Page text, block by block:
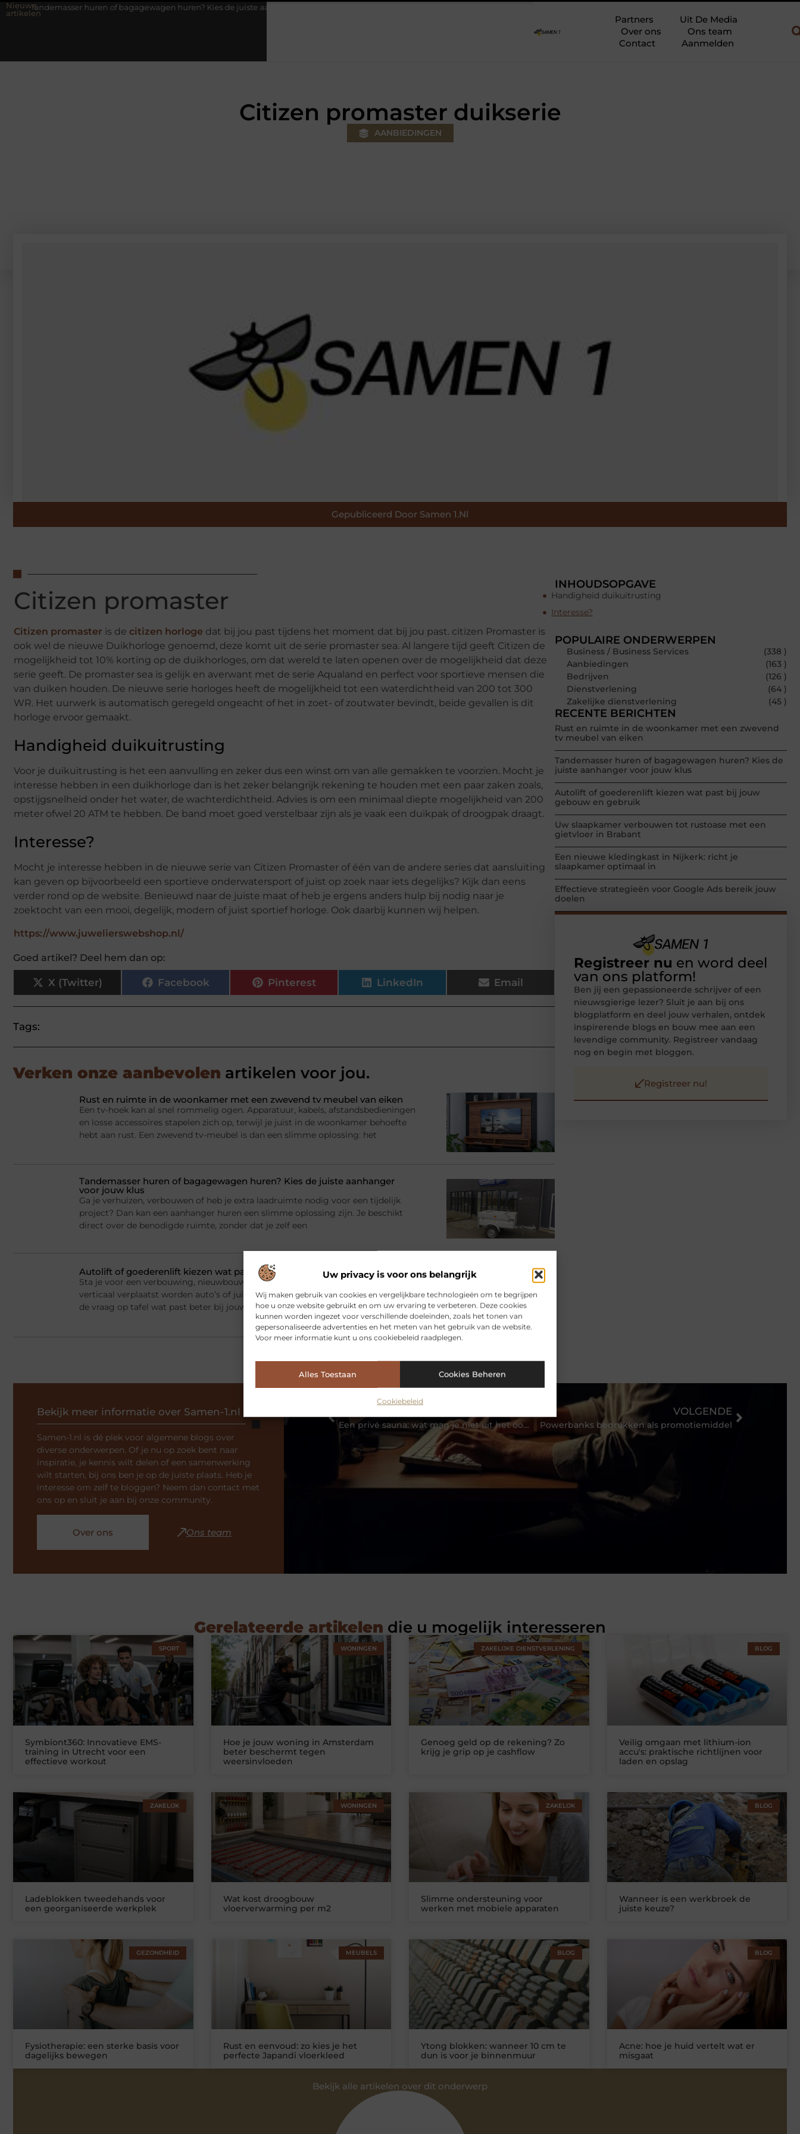
Uw privacy is voor ons belangrijk
Wij maken gebruik van cookies en vergelijkbare technologieën om te begrijpen
hoe u onze website gebruikt en om uw ervaring te verbeteren. Deze cookies
kunnen worden ingezet voor verschillende doeleinden, zoals het tonen van
gepersonaliseerde advertenties en het meten van het gebruik van de website.
Voor meer informatie kunt u ons cookiebeleid raadplegen.
Alles Toestaan Cookies Beheren
Cookiebeleid
Nieuwe
artikelen
huren of bagagewagen huren? Kies de juiste aanhanger voor jouw klus
Partners
Uit De Media
Over ons
Ons team
Contact
Aanmelden
Citizen promaster duikserie
AANBIEDINGEN
Gepubliceerd Door Samen 1.nl
Citizen promaster
Citizen promaster is de citizen horloge dat bij jou past tijdens het moment dat bij jou past. citizen Promaster is
ook wel de nieuwe Duikhorloge genoemd, deze komt uit de serie promaster sea. Al langere tijd geeft Citizen de
mogelijkheid tot 10% korting op de duikhorloges, om dat wereld te laten openen over de mogelijkheid dat deze
serie geeft. De promaster sea is gelijk en averwant met de serie Aqualand en perfect voor sportieve mensen die
van duiken houden. De nieuwe serie horloges heeft de mogelijkheid tot een waterdichtheid van 200 tot 300
WR. Het uurwerk is automatisch geregeld ongeacht of het in zoet- of zoutwater bevindt, beide gevallen is dit
horloge ervoor gemaakt.
Handigheid duikuitrusting
Voor je duikuitrusting is het een aanvulling en zeker dus een winst om van alle gemakken te voorzien. Mocht je
interesse hebben in een duikhorloge dan is het zeker belangrijk rekening te houden met een paar zaken zoals,
opstijgsnelheid onder het water, de wachterdichtheid. Advies is om een minimaal diepte mogelijkheid van 200
meter ofwel 20 ATM te hebben. De band moet goed verstelbaar zijn als je vaak een duikpak of droogpak draagt.
Interesse?
Mocht je interesse hebben in de nieuwe serie van Citizen Promaster of één van de andere series dat aansluiting
kan geven op bijvoorbeeld een sportieve onderwatersport of juist op zoek naar iets degelijks? Kijk dan eens
verder rond op de website. Benieuwd naar de juiste maat of heb je ergens anders hulp bij nodig naar je
zoektocht van een mooi, degelijk, modern of juist sportief horloge. Ook daarbij kunnen wij helpen.
https://www.juwelierswebshop.nl/
Goed artikel? Deel hem dan op:
X (Twitter) Facebook Pinterest LinkedIn Email
Tags:
Verken onze aanbevolen artikelen voor jou.
Rust en ruimte in de woonkamer met een zwevend tv meubel van eiken
Een tv-hoek kan al snel rommelig ogen. Apparatuur, kabels, afstandsbedieningen
en losse accessoires stapelen zich op, terwijl je juist in de woonkamer behoefte
hebt aan rust. Een zwevend tv-meubel is dan een slimme oplossing: het
Tandemasser huren of bagagewagen huren? Kies de juiste aanhanger
voor jouw klus
Ga je verhuizen, verbouwen of heb je extra laadruimte nodig voor een tijdelijk
project? Dan kan een aanhanger huren een slimme oplossing zijn. Je beschikt
direct over de benodigde ruimte, zonder dat je zelf een
Autolift of goederenlift kiezen wat past bij jouw gebouw en gebruik
Sta je voor een verbouwing, nieuwbouw of herinrichting en moet er iets
verticaal verplaatst worden auto’s of juist vracht en materialen Dan komt al snel
de vraag op tafel wat past beter bij jouw situatie
INHOUDSOPGAVE
Handigheid duikuitrusting
Interesse?
POPULAIRE ONDERWERPEN
Business / Business Services
(338 )
Aanbiedingen
(163 )
Bedrijven
(126 )
Dienstverlening
(64 )
Zakelijke dienstverlening
(45 )
RECENTE BERICHTEN
Rust en ruimte in de woonkamer met een zwevend
tv meubel van eiken
Tandemasser huren of bagagewagen huren? Kies de
juiste aanhanger voor jouw klus
Autolift of goederenlift kiezen wat past bij jouw
gebouw en gebruik
Uw slaapkamer verbouwen tot rustoase met een
gietvloer in Brabant
Een nieuwe kledingkast in Nijkerk: richt je
slaapkamer optimaal in
Effectieve strategieën voor Google Ads bereik jouw
doelen
Registreer nu en word deel
van ons platform!
Ben jij een gepassioneerde schrijver of een
nieuwsgierige lezer? Sluit je aan bij ons
blogplatform en deel jouw verhalen, ontdek
inspirerende blogs en bouw mee aan een
levendige community. Registreer vandaag
nog en begin met bloggen.
Registreer nu!
Bekijk meer informatie over Samen-1.nl
Samen-1.nl is dé plek voor algemene blogs over
diverse onderwerpen. Of je nu op zoek bent naar
inspiratie, je kennis wilt delen of een samenwerking
wilt starten, bij ons ben je op de juiste plaats. Heb je
interesse om zelf te bloggen? Neem dan contact met
ons op en sluit je aan bij onze community.
Over ons Ons team
Een privé sauna: wat mag je niet uit het oog verliezen
VOLGENDE
Powerbanks bedrukken als promotiemiddel
Gerelateerde artikelen die u mogelijk interesseren
SPORT
Symbiont360: Innovatieve EMS-
training in Utrecht voor een
effectieve workout
WONINGEN
Hoe je jouw woning in Amsterdam
beter beschermt tegen
weersinvloeden
ZAKELIJKE DIENSTVERLENING
Genoeg geld op de rekening? Zo
krijg je grip op je cashflow
BLOG
Veilig omgaan met lithium-ion
accu's: praktische richtlijnen voor
laden en opslag
ZAKELIJK
Ladeblokken tweedehands voor
een georganiseerde werkplek
WONINGEN
Wat kost droogbouw
vloerverwarming per m2
ZAKELIJK
Slimme ondersteuning voor
werken met mobiele apparaten
BLOG
Wanneer is een werkbroek de
juiste keuze?
GEZONDHEID
Fysiotherapie: een sterke basis voor
dagelijks bewegen
MEUBELS
Rust en eenvoud: zo kies je het
perfecte Japandi vloerkleed
BLOG
Ytong blokken: wanneer 10 cm te
dun is voor je binnenmuur
BLOG
Acne: hoe je huid vertelt wat er
misgaat
Bekijk alle artikelen over dit onderwerp